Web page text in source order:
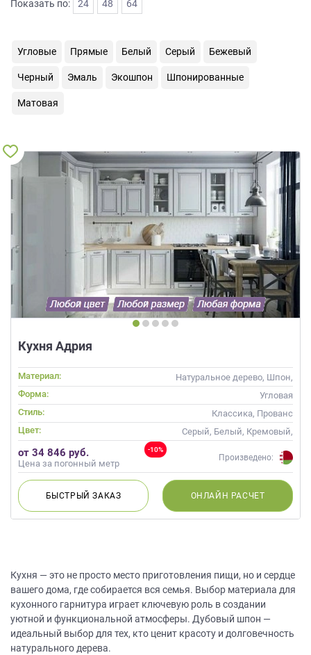
Показать по: 24 48 64
Угловые Прямые Белый Серый Бежевый
Черный Эмаль Экошпон Шпонированные
Матовая
Кухня Адрия
Материал:
Натуральное дерево, Шпон,
Массив
Форма:
Угловая
Стиль:
Классика, Прованс
Цвет:
Серый, Белый, Кремовый,
Капучино
-10%
от 34 846 руб.
Цена за погонный метр
Произведено:
БЫСТРЫЙЗАКАЗ ОНЛАЙН РАСЧЕТ
Кухня — это не просто место приготовления пищи, но и сердце
вашего дома, где собирается вся семья. Выбор материала для
кухонного гарнитура играет ключевую роль в создании
уютной и функциональной атмосферы. Дубовый шпон —
идеальный выбор для тех, кто ценит красоту и долговечность
натурального дерева.
данных,
также
Согласие
данных
метрическими
порядке
Политики
обработки
персональных
данных.